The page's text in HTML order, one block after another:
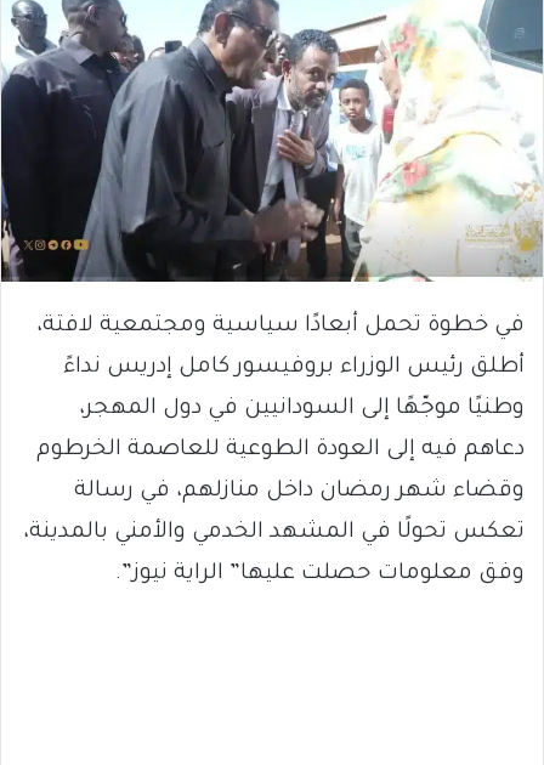
في خطوة تحمل أبعادًا سياسية ومجتمعية لافتة،
أطلق رئيس الوزراء بروفيسور كامل إدريس نداءً
وطنيًا موجّهًا إلى السودانيين في دول المهجر،
دعاهم فيه إلى العودة الطوعية للعاصمة الخرطوم
وقضاء شهر رمضان داخل منازلهم، في رسالة
تعكس تحولًا في المشهد الخدمي والأمني بالمدينة،
وفق معلومات حصلت عليها” الراية نيوز”.